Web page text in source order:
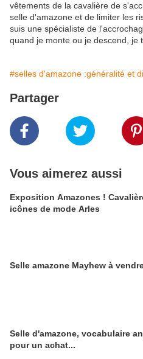
vêtements de la cavalière de
selle d'amazone et de limiter les
suis une spécialiste de
quand je monte ou je descend, je
#selles d'amazone :généralité et
Partager
Vous aimerez aussi
Exposition Amazones !
icônes de mode Arles
Selle amazone Mayhew à
Selle d'amazone, vocabulaire
pour un achat...